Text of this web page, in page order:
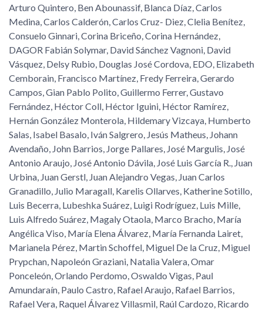
Arturo Quintero, Ben Abounassif, Blanca Díaz, Carlos
Medina, Carlos Calderón, Carlos Cruz- Diez, Clelia Benítez,
Consuelo Ginnari, Corina Briceño, Corina Hernández,
DAGOR Fabián Solymar, David Sánchez Vagnoni, David
Vásquez, Delsy Rubio, Douglas José Cordova, EDO, Elizabeth
Cemborain, Francisco Martínez, Fredy Ferreira, Gerardo
Campos, Gian Pablo Polito, Guillermo Ferrer, Gustavo
Fernández, Héctor Coll, Héctor Iguini, Héctor Ramírez,
Hernán González Monterola, Hildemary Vizcaya, Humberto
Salas, Isabel Basalo, Iván Salgrero, Jesús Matheus, Johann
Avendaño, John Barrios, Jorge Pallares, José Margulis, José
Antonio Araujo, José Antonio Dávila, José Luis García R., Juan
Urbina, Juan Gerstl, Juan Alejandro Vegas, Juan Carlos
Granadillo, Julio Maragall, Karelis Ollarves, Katherine Sotillo,
Luis Becerra, Lubeshka Suárez, Luigi Rodríguez, Luis Mille,
Luis Alfredo Suárez, Magaly Otaola, Marco Bracho, María
Angélica Viso, María Elena Álvarez, María Fernanda Lairet,
Marianela Pérez, Martin Schoffel, Miguel De la Cruz, Miguel
Prypchan, Napoleón Graziani, Natalia Valera, Omar
Ponceleón, Orlando Perdomo, Oswaldo Vigas, Paul
Amundaraín, Paulo Castro, Rafael Araujo, Rafael Barrios,
Rafael Vera, Raquel Álvarez Villasmil, Raúl Cardozo, Ricardo